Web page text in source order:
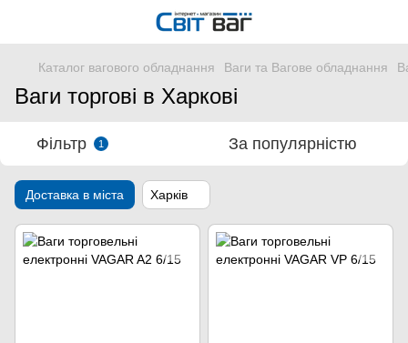
Каталог вагового обладнання Ваги та Вагове обладнання
Ваги торгові в Харкові
Фільтр 1 За популярністю
Доставка в міста Харків